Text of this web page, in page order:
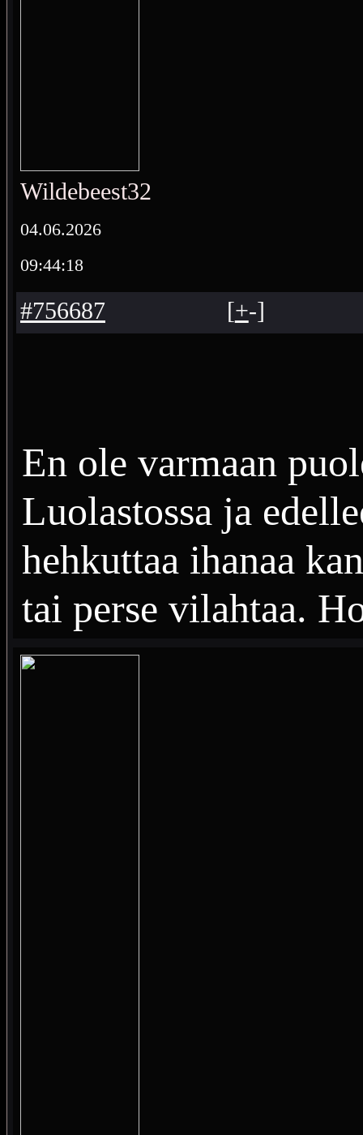
Wildebeest32
04.06.2026
09:44:18
#756687 [+-]
En ole varmaan
Luolastossa ja
hehkuttaa ihanaa
tai perse vilahtaa.